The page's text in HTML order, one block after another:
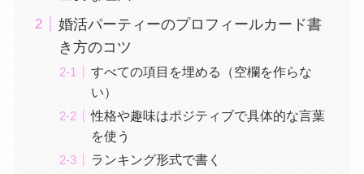
婚活パーティーのプロフィールカード書
き方のコツ
すべての項目を埋める（空欄を作らな
い）
性格や趣味はポジティブで具体的な言葉
を使う
ランキング形式で書く